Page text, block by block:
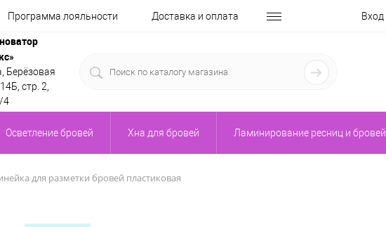
Программа лояльности Доставка и оплата Вход
Берёзовая
стр. 2,
4
Осветление бровей Хна для бровей Ламинирование ресниц и бровей
для разметки бровей пластиковая